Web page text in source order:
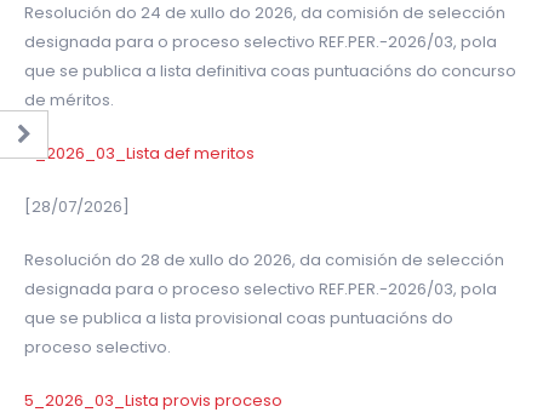
Resolución do 24 de xullo do 2026, da comisión de selección
designada para o proceso selectivo REF.PER.-2026/03, pola
que se publica a lista definitiva coas puntuacións do concurso
de méritos.
4_2026_03_Lista def meritos
[28/07/2026]
Resolución do 28 de xullo do 2026, da comisión de selección
designada para o proceso selectivo REF.PER.-2026/03, pola
que se publica a lista provisional coas puntuacións do
proceso selectivo.
5_2026_03_Lista provis proceso